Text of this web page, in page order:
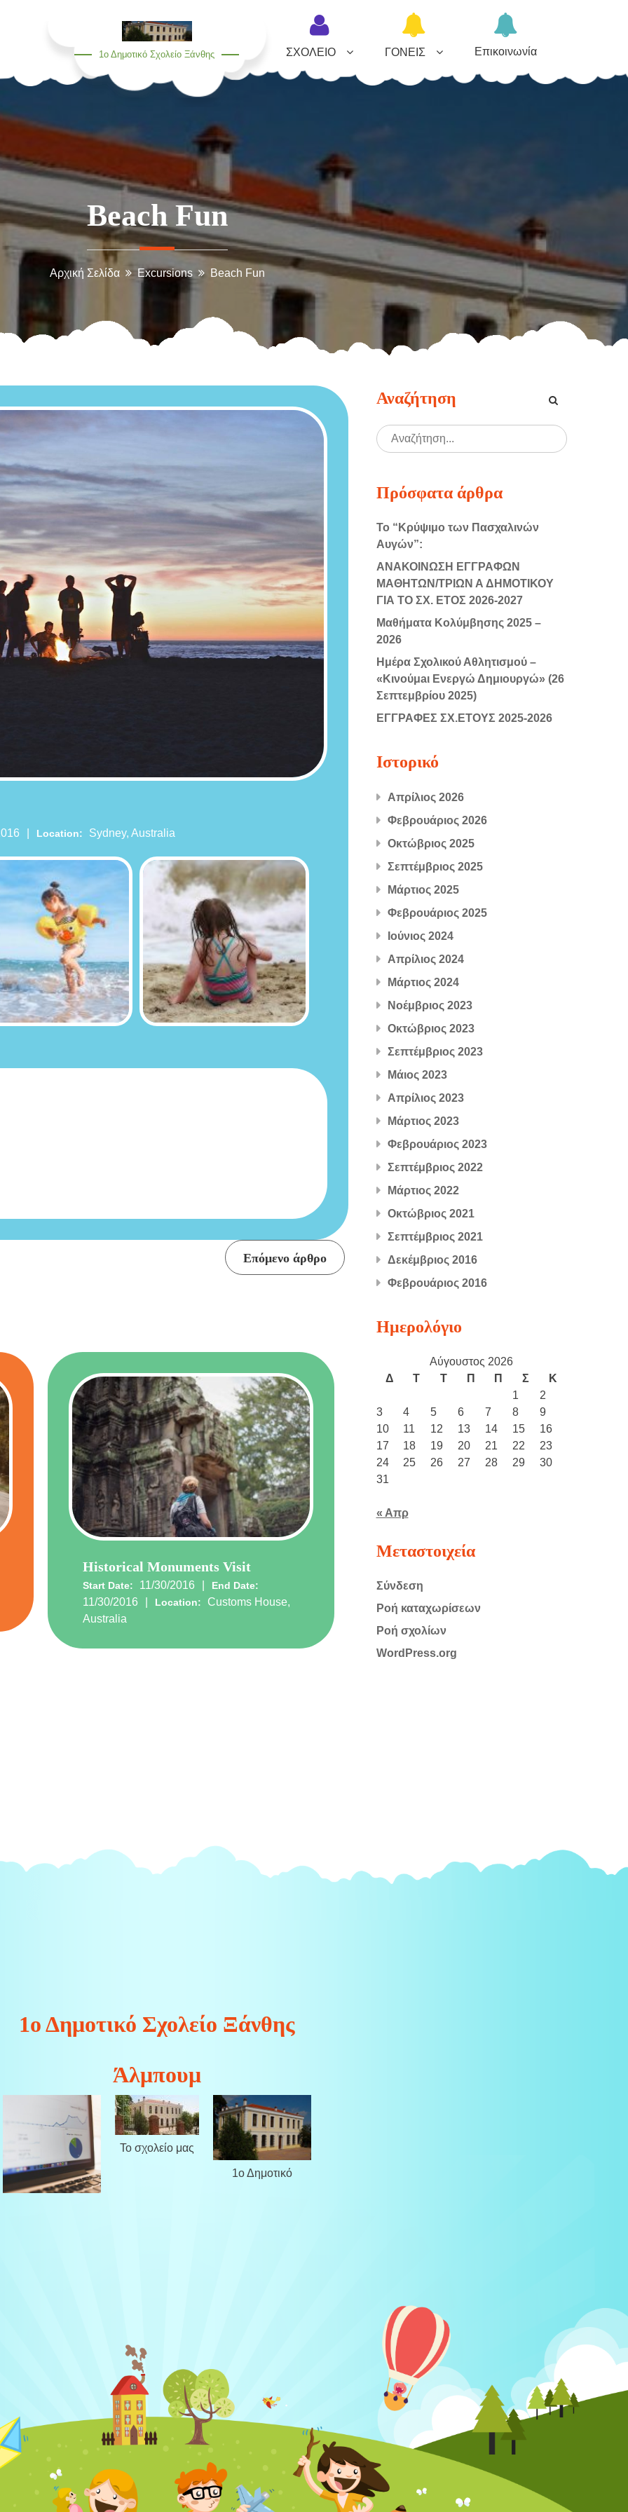
1ο Δημοτικό Σχολείο Ξάνθης ΣΧΟΛΕΙΟ ΓΟΝΕΙΣ Επικοινωνία
Beach Fun
Αρχική Σελίδα Excursions Beach Fun
Location: Sydney, Australia
Επόμενο άρθρο
Historical Monuments Visit
Start Date: 11/30/2016 End Date:
11/30/2016 Location:
Customs House,
Australia
Αναζήτηση
Πρόσφατα άρθρα
Το “Κρύψιμο των Πασχαλινών
Αυγών”:
ΑΝΑΚΟΙΝΩΣΗ ΕΓΓΡΑΦΩΝ
ΜΑΘΗΤΩΝ/ΤΡΙΩΝ Α ΔΗΜΟΤΙΚΟΥ
ΓΙΑ ΤΟ ΣΧ. ΕΤΟΣ 2026-2027
Μαθήματα Κολύμβησης 2025 –
2026
Ημέρα Σχολικού Αθλητισμού –
«Κινούμaι Ενεργώ Δημιουργώ» (26
Σεπτεμβρίου 2025)
ΕΓΓΡΑΦΕΣ ΣΧ.ΕΤΟΥΣ 2025-2026
Ιστορικό
Απρίλιος 2026
Φεβρουάριος 2026
Οκτώβριος 2025
Σεπτέμβριος 2025
Μάρτιος 2025
Φεβρουάριος 2025
Ιούνιος 2024
Απρίλιος 2024
Μάρτιος 2024
Νοέμβριος 2023
Οκτώβριος 2023
Σεπτέμβριος 2023
Μάιος 2023
Απρίλιος 2023
Μάρτιος 2023
Φεβρουάριος 2023
Σεπτέμβριος 2022
Μάρτιος 2022
Οκτώβριος 2021
Σεπτέμβριος 2021
Δεκέμβριος 2016
Φεβρουάριος 2016
Ημερολόγιο
Αύγουστος 2026
Δ
Τ Τ Π Π Σ
Κ
1
2
3
4 5 6 7 8
9
10
11 12 13 14 15
16
17
18 19 20 21 22
23
24
25 26 27 28 29
30
31
« Απρ
Μεταστοιχεία
Σύνδεση
Ροή καταχωρίσεων
Ροή σχολίων
WordPress.org
1ο Δημοτικό Σχολείο Ξάνθης
Άλμπουμ
Το σχολείο μας
1ο Δημοτικό